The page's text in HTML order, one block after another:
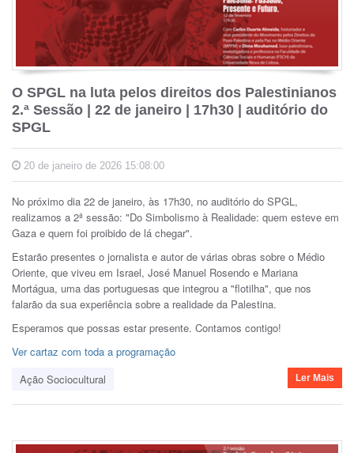
O SPGL na luta pelos direitos dos Palestinianos
2.ª Sessão | 22 de janeiro | 17h30 | auditório do
SPGL
20 de janeiro de 2026 15:08:00
No próximo dia 22 de janeiro, às 17h30, no auditório do SPGL,
realizamos a 2ª sessão: "Do Simbolismo à Realidade: quem esteve em
Gaza e quem foi proibido de lá chegar".
Estarão presentes o jornalista e autor de várias obras sobre o Médio
Oriente, que viveu em Israel, José Manuel Rosendo e Mariana
Mortágua, uma das portuguesas que integrou a "flotilha", que nos
falarão da sua experiência sobre a realidade da Palestina.
Esperamos que possas estar presente. Contamos contigo!
Ver cartaz com toda a programação
Ação Sociocultural
Ler Mais